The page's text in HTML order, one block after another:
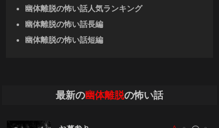
幽体離脱の怖い話人気ランキング
幽体離脱の怖い話長編
幽体離脱の怖い話短編
最新の幽体離脱の怖い話